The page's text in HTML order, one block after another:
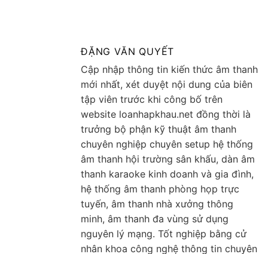
ĐẶNG VĂN QUYẾT
Cập nhập thông tin kiến thức âm thanh
mới nhất, xét duyệt nội dung của biên
tập viên trước khi công bố trên
website loanhapkhau.net đồng thời là
trưởng bộ phận kỹ thuật âm thanh
chuyên nghiệp chuyên setup hệ thống
âm thanh hội trường sân khấu, dàn âm
thanh karaoke kinh doanh và gia đình,
hệ thống âm thanh phòng họp trực
tuyến, âm thanh nhà xưởng thông
minh, âm thanh đa vùng sử dụng
nguyên lý mạng. Tốt nghiệp bằng cử
nhân khoa công nghệ thông tin chuyên